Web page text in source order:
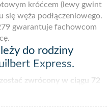
króćcem (lewy gwint
się węża podłączeniowego.
gwarantuje fachowcom
do rodziny
Express.
zwrócony w ciągu 72